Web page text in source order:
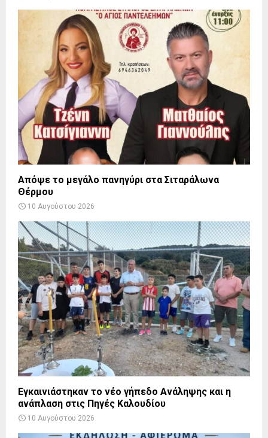
Απόψε το μεγάλο πανηγύρι στα Σιταράλωνα
Θέρμου
10 Αυγούστου 2026
Εγκαινιάστηκαν το νέο γήπεδο Ανάληψης και η
ανάπλαση στις Πηγές Καλουδίου
10 Αυγούστου 2026